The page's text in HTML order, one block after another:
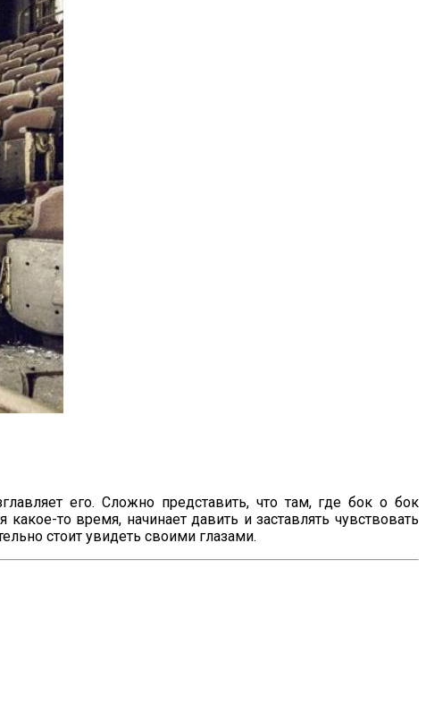
его. Сложно представить, что там, где бок о бок
то время, начинает давить и заставлять чувствовать
стоит увидеть своими глазами.